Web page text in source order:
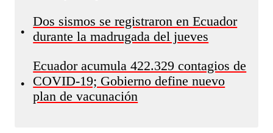
•
Dos sismos se registraron en Ecuador
durante la madrugada del jueves
•
Ecuador acumula 422.329 contagios de
COVID-19; Gobierno define nuevo
plan de vacunación